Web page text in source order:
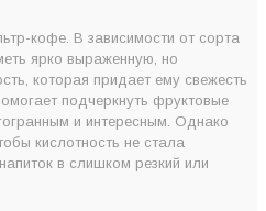
кофе. В зависимости от сорта
ярко выраженную, но
которая придает ему свежесть
подчеркнуть фруктовые
и интересным. Однако
кислотность не стала
в слишком резкий или